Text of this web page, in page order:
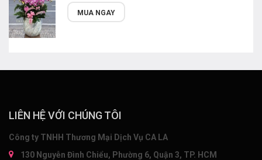
MUA NGAY
LIÊN HỆ VỚI CHÚNG TÔI
Công ty TNHH Thương Mại Dịch Vụ CA LA
130 Nguyễn Đình Chiểu, Phường 6, Quận 3, TP. HCM